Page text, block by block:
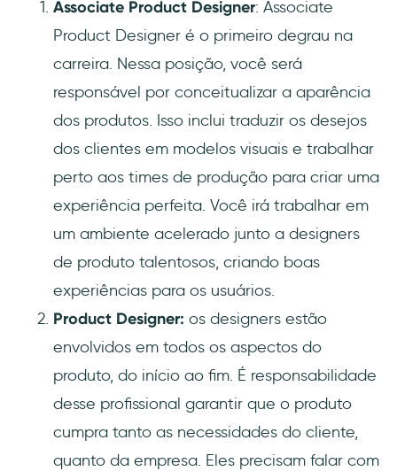
Associate Product Designer: Associate
Product Designer é o primeiro degrau na
carreira. Nessa posição, você será
responsável por conceitualizar a aparência
dos produtos. Isso inclui traduzir os desejos
dos clientes em modelos visuais e trabalhar
perto aos times de produção para criar uma
experiência perfeita. Você irá trabalhar em
um ambiente acelerado junto a designers
de produto talentosos, criando boas
experiências para os usuários.
Product Designer: os designers estão
envolvidos em todos os aspectos do
produto, do início ao fim. É responsabilidade
desse profissional garantir que o produto
cumpra tanto as necessidades do cliente,
quanto da empresa. Eles precisam falar com